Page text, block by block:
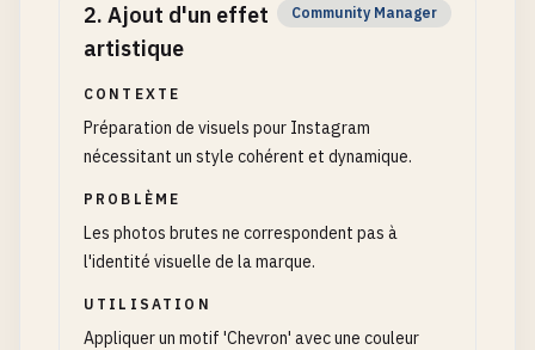
2. Ajout d'un effet
artistique
Community Manager
CONTEXTE
Préparation de visuels pour Instagram
nécessitant un style cohérent et dynamique.
PROBLÈME
Les photos brutes ne correspondent pas à
l'identité visuelle de la marque.
UTILISATION
Appliquer un motif 'Chevron' avec une couleur